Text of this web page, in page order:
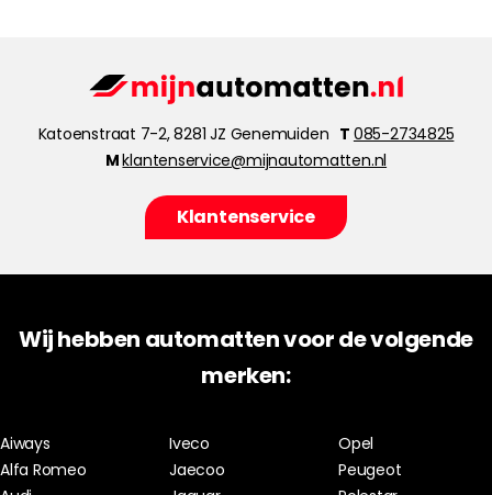
Katoenstraat 7-2, 8281 JZ Genemuiden T 085-2734825
Mklantenservice@mijnautomatten.nl
Klantenservice
Wij hebben automatten voor de volgende
merken:
Aiways
Alfa Romeo
Iveco
Jaecoo
Opel
Peugeot